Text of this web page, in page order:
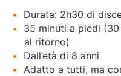
Durata: 2h30 di
35 minuti a piedi (30
al ritorno)
Dall’età di 8 anni
Adatto a tutti, ma